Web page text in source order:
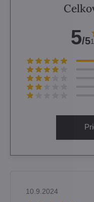
5/5
10.9.2024